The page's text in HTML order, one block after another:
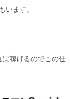
います。
稼げるのでこの仕